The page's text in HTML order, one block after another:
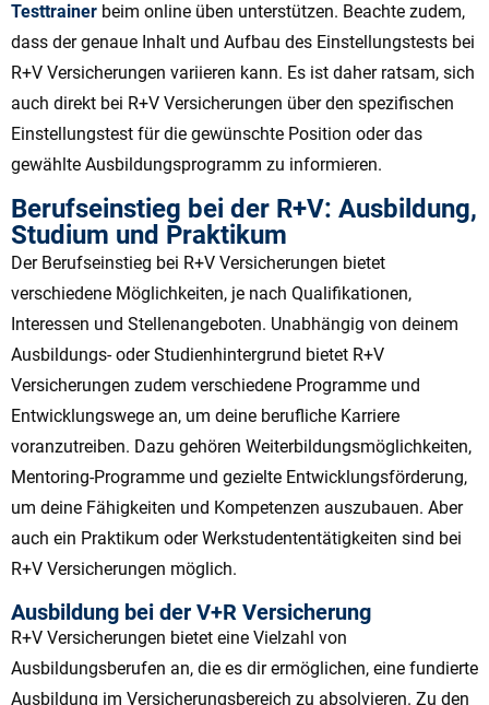
Testtrainer beim online üben unterstützen. Beachte zudem,
dass der genaue Inhalt und Aufbau des Einstellungstests bei
R+V Versicherungen variieren kann. Es ist daher ratsam, sich
auch direkt bei R+V Versicherungen über den spezifischen
Einstellungstest für die gewünschte Position oder das
gewählte Ausbildungsprogramm zu informieren.
Berufseinstieg bei der R+V: Ausbildung,
Studium und Praktikum
Der Berufseinstieg bei R+V Versicherungen bietet
verschiedene Möglichkeiten, je nach Qualifikationen,
Interessen und Stellenangeboten. Unabhängig von deinem
Ausbildungs- oder Studienhintergrund bietet R+V
Versicherungen zudem verschiedene Programme und
Entwicklungswege an, um deine berufliche Karriere
voranzutreiben. Dazu gehören Weiterbildungsmöglichkeiten,
Mentoring-Programme und gezielte Entwicklungsförderung,
um deine Fähigkeiten und Kompetenzen auszubauen. Aber
auch ein Praktikum oder Werkstudententätigkeiten sind bei
R+V Versicherungen möglich.
Ausbildung bei der V+R Versicherung
R+V Versicherungen bietet eine Vielzahl von
Ausbildungsberufen an, die es dir ermöglichen, eine fundierte
Ausbildung im Versicherungsbereich zu absolvieren. Zu den